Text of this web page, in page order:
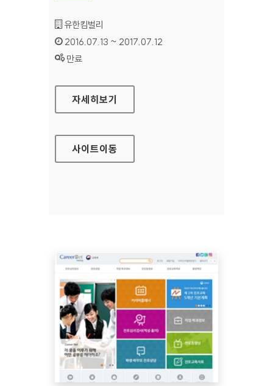
기관명 :
유한킴벌리
인증기간 :
2016.07.13 ~ 2017.07.12
상태 :
만료
유한킴벌리 통합브랜드 대표 홈페이지
자세히보기
사이트이동